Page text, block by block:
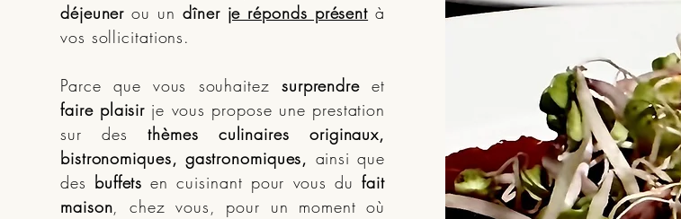
déjeunerou undîner je réponds présent à
vos sollicitations.
Parce que vous souhaitez surprendreet
faire plaisir je vous propose une prestation
sur desthèmes culinaires originaux,
bistronomiques, gastronomiques, ainsi que
des buffetsen cuisinant pour vous dufait
maison, chez vous, pour un moment où